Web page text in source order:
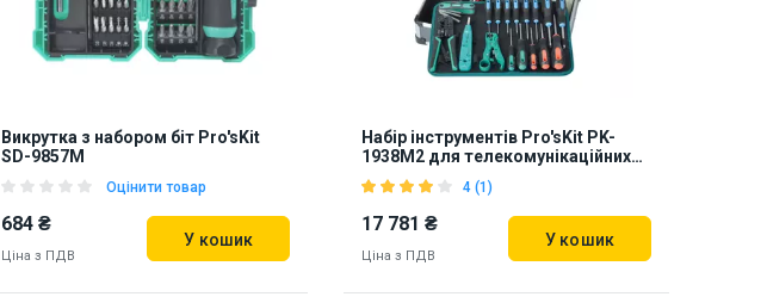
Викрутка з набором біт Pro'sKit
SD-9857M
Оцінити товар
684 ₴
Ціна з ПДВ
У кошик
Набір інструментів Pro'sKit PK-
1938M2 для телекомунікаційних
мереж
4 (1)
17 781 ₴
Ціна з ПДВ
У кошик